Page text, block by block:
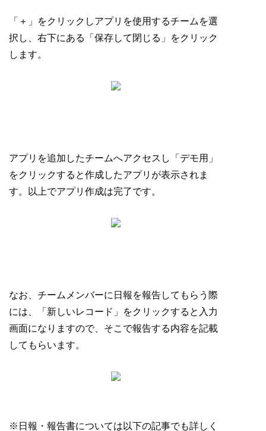
「＋」をクリックしアプリを使用するチームを選
択し、右下にある「保存して閉じる」をクリック
します。
アプリを追加したチームへアクセスし「デモ用」
をクリックすると作成したアプリが表示されま
す。以上でアプリ作成は完了です。
なお、チームメンバーに日報を報告してもらう際
には、「新しいレコード」をクリックすると入力
画面になりますので、そこで報告する内容を記載
してもらいます。
※日報・報告書については以下の記事でも詳しく